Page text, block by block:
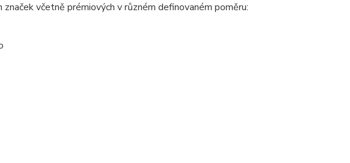
značek včetně prémiových v různém definovaném poměru: